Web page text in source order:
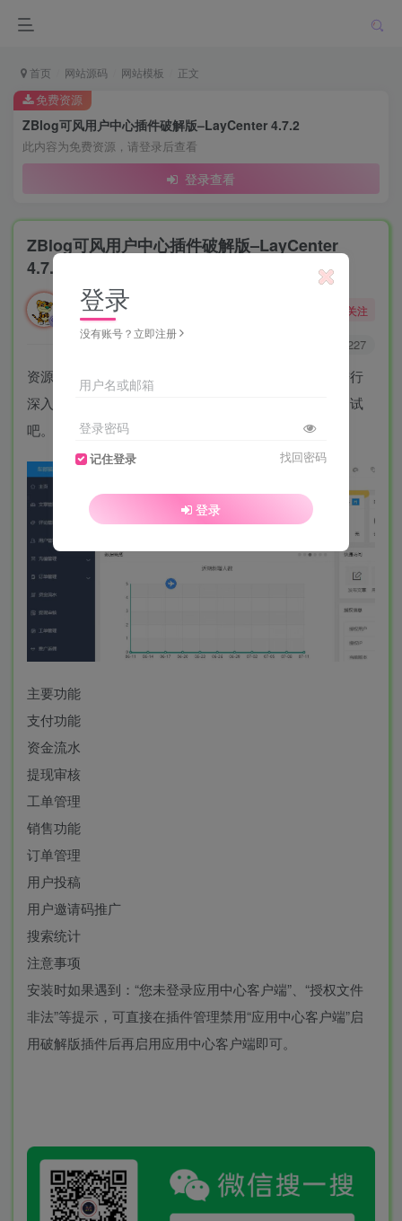
首页 网站源码 网站模板 正文
ZBlog可风用户中心插件破解版–LayCenter 4.7.2
此内容为免费资源，请登录后查看
登录查看
免费资源
ZBlog可风用户中心插件破解版–LayCenter
4.7.2
勇敢的大野狼
酒醒只在花前坐，酒醉还来花下眠。
关注
1227
资源来源于网络，博主仅测试了下上传安装过程，未进行
深入测试。看了下功能还是挺多的，文件安全性自行测试
吧。
主要功能
支付功能
资金流水
提现审核
工单管理
销售功能
订单管理
用户投稿
用户邀请码推广
搜索统计
注意事项
安装时如果遇到：“您未登录应用中心客户端”、“授权文件
非法”等提示，可直接在插件管理禁用“应用中心客户端”启
用破解版插件后再启用应用中心客户端即可。
登录
没有账号？立即注册
用户名或邮箱
登录密码
记住登录 找回密码
登录